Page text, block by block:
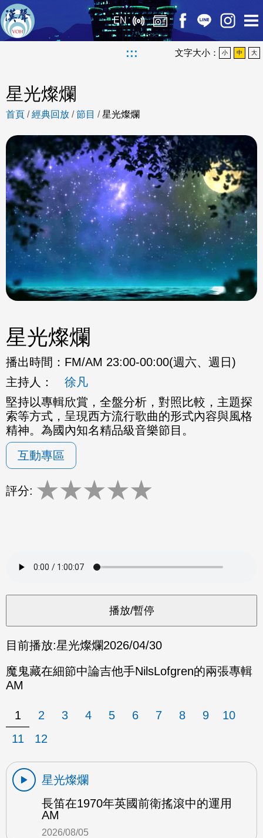
EN
::: 文字大小： 小 中 大
星光燦爛
首頁 /經典回放 /節目 /星光燦爛
星光燦爛
播出時間： FM/AM 23:00-00:00(週六、週日)
主持人：
徐凡
堅持以專輯欣賞，全盤分析，對照比較，主題探
索等方式，呈現西方流行歌曲的形式內容與風格
精神。為國內知名精品級音樂節目。
互動專區
評分: ★★★★★
目前播放:星光燦爛2026/04/30
魔鬼藏在細節中論吉他手NilsLofgren的兩張專輯
AM
1 2 3 4 5 6 7 8 9
10
11
12
星光燦爛
長笛在1970年英國前衛搖滾中的運用
AM
2026/08/05